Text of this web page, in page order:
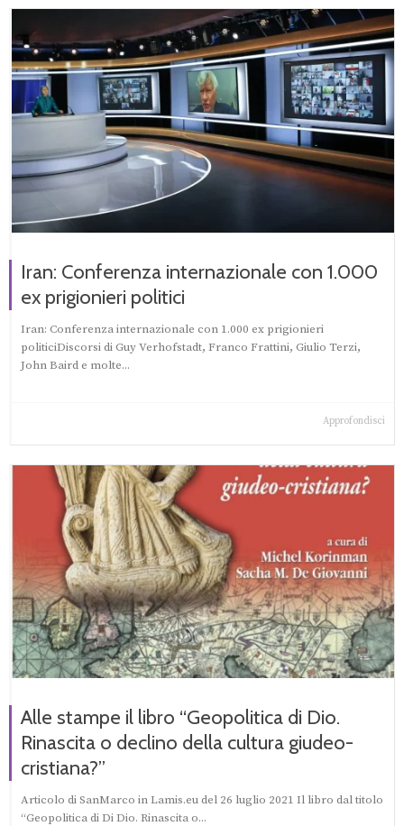
Iran: Conferenza internazionale con 1.000
ex prigionieri politici
Iran: Conferenza internazionale con 1.000 ex prigionieri
politiciDiscorsi di Guy Verhofstadt, Franco Frattini, Giulio Terzi,
John Baird e molte...
Approfondisci
Alle stampe il libro “Geopolitica di Dio.
Rinascita o declino della cultura giudeo-
cristiana?”
Articolo di SanMarco in Lamis.eu del 26 luglio 2021 Il libro dal titolo
“Geopolitica di Di Dio. Rinascita o...